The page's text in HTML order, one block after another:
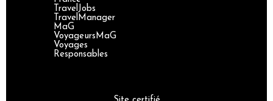
TravelJobs
TravelManager
MaG
VoyageursMaG
Voyages
Responsables